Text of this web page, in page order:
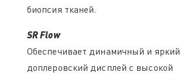
биопсия тканей.
SR Flow
Обеспечивает динамичный и яркий
доплеровский дисплей с высокой